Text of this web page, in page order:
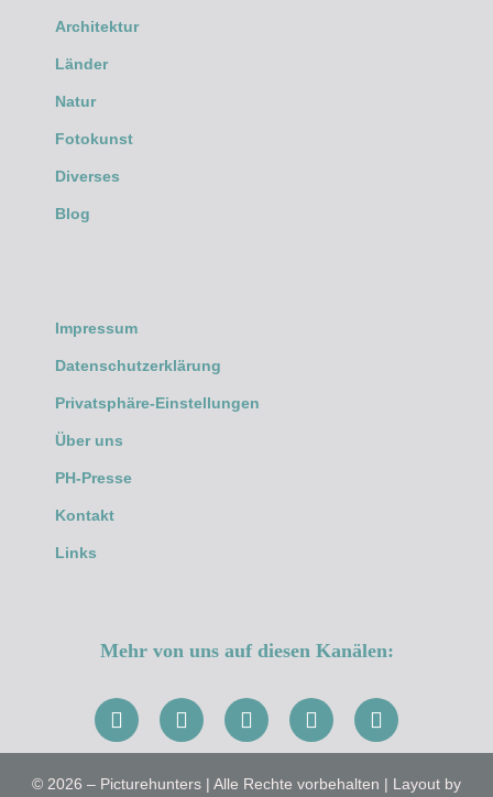
Architektur
Länder
Natur
Fotokunst
Diverses
Blog
Impressum
Datenschutzerklärung
Privatsphäre-Einstellungen
Über uns
PH-Presse
Kontakt
Links
Mehr von uns auf diesen Kanälen:
© 2026 – Picturehunters | Alle Rechte vorbehalten | Layout by